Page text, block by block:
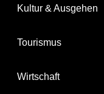
Kultur & Ausgehen
Tourismus
Wirtschaft